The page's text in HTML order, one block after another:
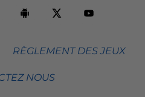
RÈGLEMENT DES JEUX
NOUS